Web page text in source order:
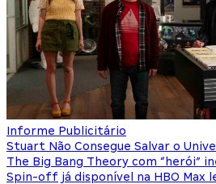
Informe Publicitário
Stuart Não Consegue Salvar o
The Big Bang Theory com “herói”
Spin-off já disponível na HBO Max